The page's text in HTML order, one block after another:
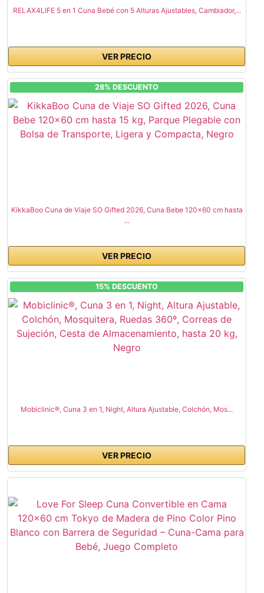
RELAX4LIFE 5 en 1 Cuna Bebé con 5 Alturas Ajustables, Cambiador,...
VER PRECIO
28% DESCUENTO
KikkaBoo Cuna de Viaje SO Gifted 2026, Cuna Bebe 120x60 cm hasta
...
VER PRECIO
15% DESCUENTO
Mobiclinic®, Cuna 3 en 1, Night, Altura Ajustable, Colchón, Mos...
VER PRECIO